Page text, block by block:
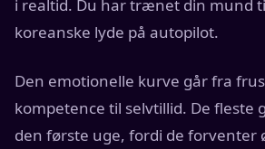
i realtid. Du har trænet din mund
koreanske lyde på autopilot.
Den emotionelle kurve går fra
kompetence til selvtillid. De fleste
den første uge, fordi de forventer